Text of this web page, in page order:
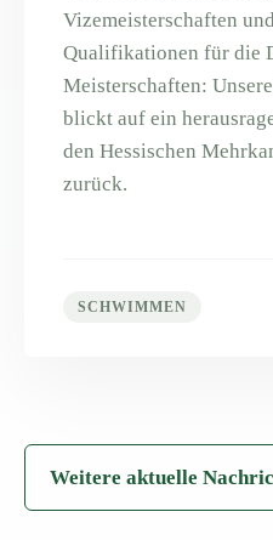
Vizemeisterschaften
Qualifikationen für die
Meisterschaften:
blickt auf ein
den Hessischen
zurück.
SCHWIMMEN
Weitere aktuelle